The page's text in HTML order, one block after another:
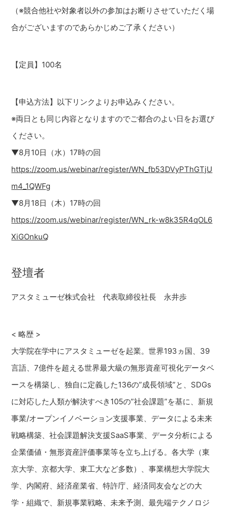
（※競合他社や対象者以外の参加はお断りさせていただく場
合がございますのであらかじめご了承ください）
【定員】100名
【申込方法】以下リンクよりお申込みください。
※両日とも同じ内容となりますのでご都合のよい日をお選び
ください。
▼8月10日（水）17時の回
https://zoom.us/webinar/register/WN_fb53DVyPThGTjU
m4_1QWFg
▼8月18日（木）17時の回
https://zoom.us/webinar/register/WN_rk-w8k35R4qOL6
XiGOnkuQ
登壇者
アスタミューゼ株式会社 代表取締役社長 永井歩
< 略歴 >
大学院在学中にアスタミューゼを起業。世界193ヵ国、39
言語、7億件を超える世界最大級の無形資産可視化データベ
ースを構築し、独自に定義した136の”成長領域”と、SDGs
に対応した人類が解決すべき105の”社会課題”を基に、新規
事業/オープンイノベーション支援事業、データによる未来
戦略構築、社会課題解決支援SaaS事業、データ分析による
企業価値・無形資産評価事業等を立ち上げる。各大学（東
京大学、京都大学、東工大など多数）、事業構想大学院大
学、内閣府、経済産業省、特許庁、経済同友会などの大
学・組織で、新規事業戦略、未来予測、最先端テクノロジ